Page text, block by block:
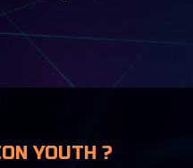
YOUTH ?